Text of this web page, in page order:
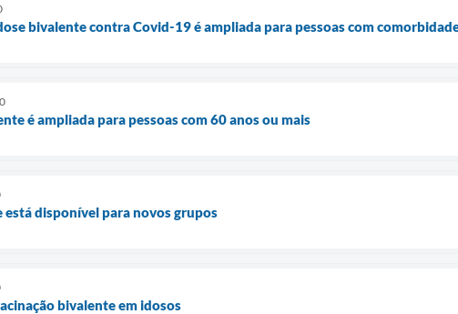
bivalente contra Covid-19 é ampliada para pessoas com
é ampliada para pessoas com 60 anos ou mais
está disponível para novos grupos
bivalente em idosos